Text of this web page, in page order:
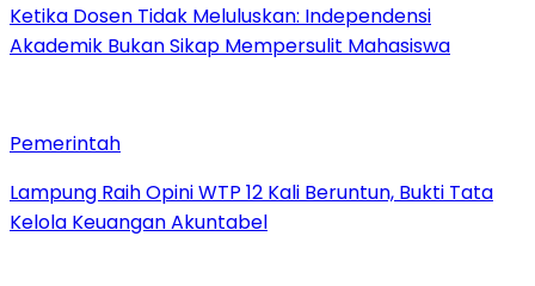
Ketika Dosen Tidak Meluluskan: Independensi
Akademik Bukan Sikap Mempersulit Mahasiswa
Pemerintah
Lampung Raih Opini WTP 12 Kali Beruntun, Bukti Tata
Kelola Keuangan Akuntabel